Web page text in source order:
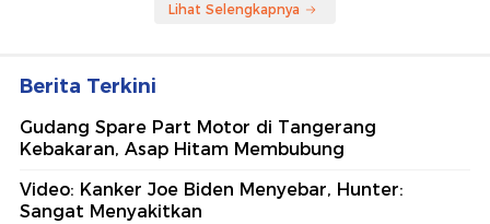
Lihat Selengkapnya
Berita Terkini
Gudang Spare Part Motor di Tangerang
Kebakaran, Asap Hitam Membubung
Video: Kanker Joe Biden Menyebar, Hunter:
Sangat Menyakitkan